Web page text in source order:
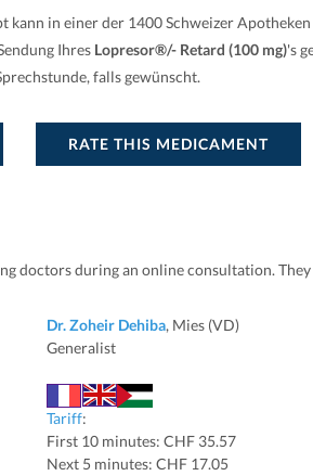
kann in einer der 1400 Schweizer
Ihres Lopresor®/- Retard (100 mg)'s
falls gewünscht.
RATE THIS MEDICAMENT
doctors during an online consultation.
Dr. Zoheir Dehiba, Mies (VD)
Generalist
Tariff:
First 10 minutes: CHF 35.57
Next 5 minutes: CHF 17.05